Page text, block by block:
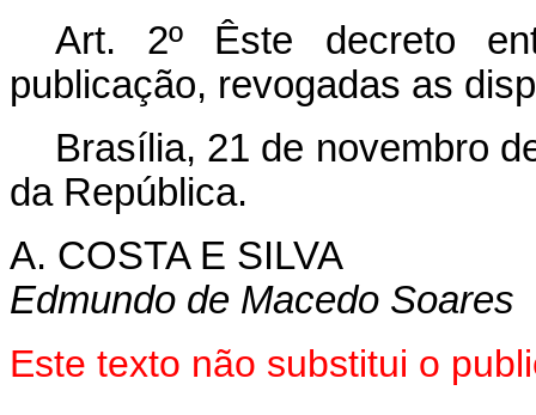
Art. 2º Êste decreto
publicação, revogadas as
Brasília, 21 de novembro
da República.
A. COSTA E SILVA
Edmundo de Macedo Soares
Este texto não substitui o